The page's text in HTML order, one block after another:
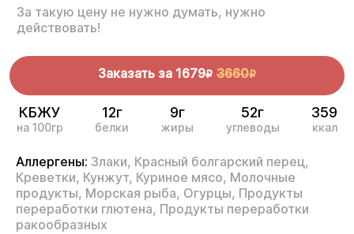
За такую цену не нужно думать, нужно
действовать!
Заказать за 1679R 3660R
КБЖУ
на 100гр
12г
белки
9г
жиры
52г
углеводы
359
ккал
Аллергены: Злаки, Красный болгарский перец,
Креветки, Кунжут, Куриное мясо, Молочные
продукты, Морская рыба, Огурцы, Продукты
переработки глютена, Продукты переработки
ракообразных